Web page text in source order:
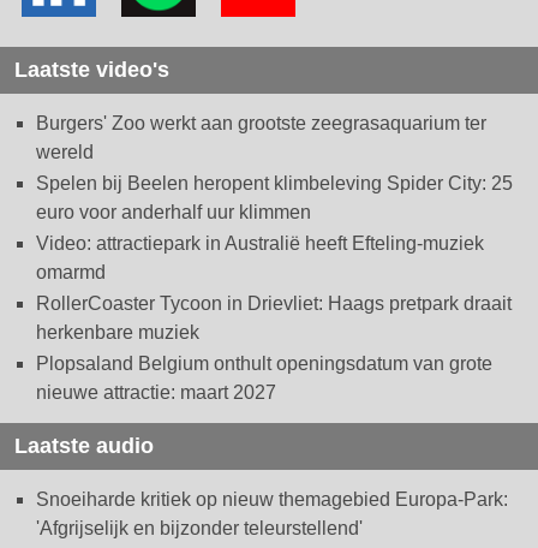
Laatste video's
Burgers' Zoo werkt aan grootste zeegrasaquarium ter
wereld
Spelen bij Beelen heropent klimbeleving Spider City: 25
euro voor anderhalf uur klimmen
Video: attractiepark in Australië heeft Efteling-muziek
omarmd
RollerCoaster Tycoon in Drievliet: Haags pretpark draait
herkenbare muziek
Plopsaland Belgium onthult openingsdatum van grote
nieuwe attractie: maart 2027
Laatste audio
Snoeiharde kritiek op nieuw themagebied Europa-Park:
'Afgrijselijk en bijzonder teleurstellend'